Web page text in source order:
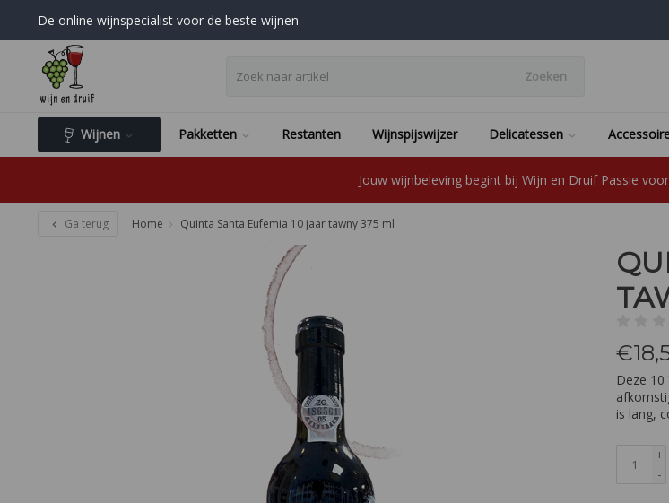
De online wijnspecialist voor de beste wijnen
Zoeken
Wijnen Pakketten Restanten Wijnspijswijzer Delicatessen
Jouw wijnbeleving begint bij Wijn en Druif Passie
Ga terug Home Quinta Santa Eufemia 10 jaar tawny 375 ml
€
Deze
is lang,
+
-